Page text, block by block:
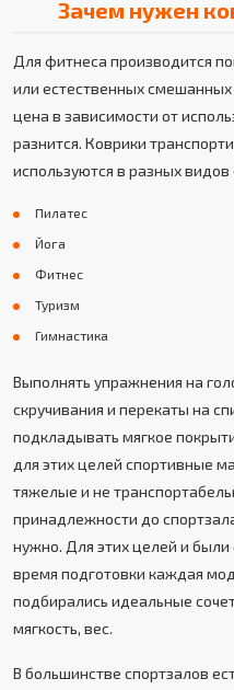
Зачем нужен
Для фитнеса производится
или естественных
цена в зависимости от
разнится. Коврики
используются в разных видов
Пилатес
Йога
Фитнес
Туризм
Гимнастика
Выполнять упражнения на
скручивания и перекаты на
подкладывать мягкое
для этих целей спортивные
тяжелые и не
принадлежности до
нужно. Для этих целей и
время подготовки каждая
подбирались идеальные
мягкость, вес.
В большинстве спортзалов